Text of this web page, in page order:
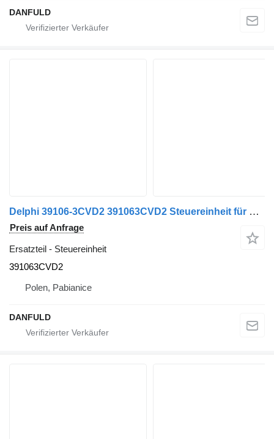
DANFULD
Delphi 39106-3CVD2 391063CVD2 Steuereinheit für LKW
Preis auf Anfrage
Ersatzteil - Steuereinheit
391063CVD2
Polen, Pabianice
DANFULD